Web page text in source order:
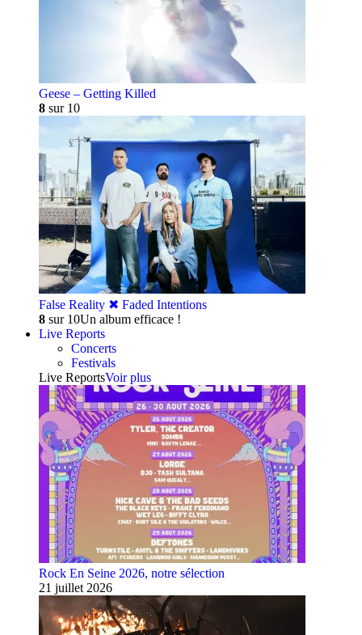
Geese – Getting Killed
8 sur 10
False Reality ✖︎ Faded Intentions
8 sur 10Un album efficace !
Live Reports
Concerts
Festivals
Live ReportsVoir plus
Rock En Seine 2026, notre sélection
21 juillet 2026